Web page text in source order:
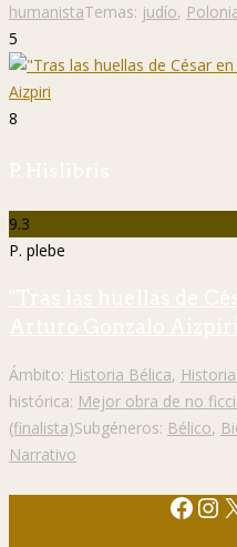
humanistaTemas: judío,
5
8
P. Hislibris
9.3
P. plebe
"Tras las huellas de
Arturo Gonzalo Aizpiri
Ámbito: Historia Bélica,
histórica: Mejor obra de no
(finalista)Subgéneros: Bélico,
Narrativo
X